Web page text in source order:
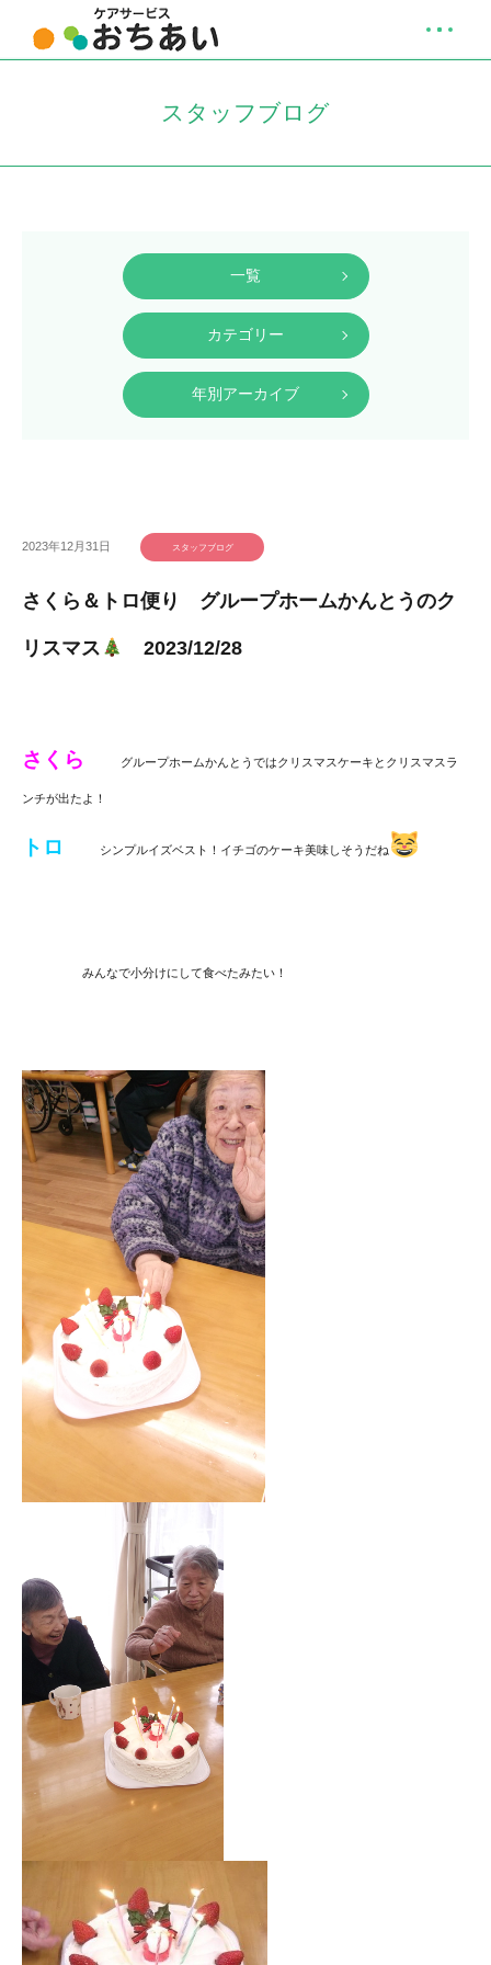
スタッフブログ
一覧
カテゴリー
年別アーカイブ
2023年12月31日 スタッフブログ
さくら＆トロ便り グループホームかんとうのク
リスマス 2023/12/28
さくら グループホームかんとうではクリスマスケーキとクリスマスラ
ンチが出たよ！
トロ シンプルイズベスト！イチゴのケーキ美味しそうだね
みんなで小分けにして食べたみたい！